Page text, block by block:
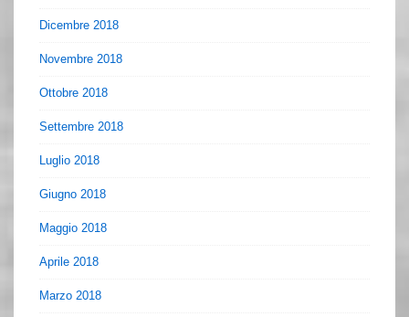
Dicembre 2018
Novembre 2018
Ottobre 2018
Settembre 2018
Luglio 2018
Giugno 2018
Maggio 2018
Aprile 2018
Marzo 2018